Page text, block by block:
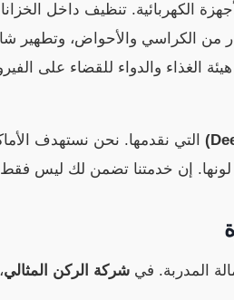
الكهربائية. تنظيف داخل
من الكراسي والأحواض، وتطهير
والدواء للقضاء على
التي نقدمها. نحن نستهدف
لونها. إن خدمتنا تضمن لك
المدربة. في شركة الركن المثالي